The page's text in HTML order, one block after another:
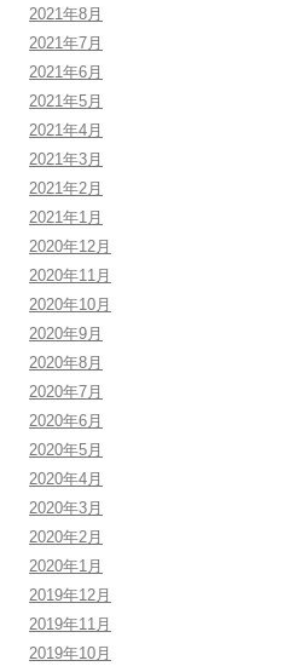
2021年8月
2021年7月
2021年6月
2021年5月
2021年4月
2021年3月
2021年2月
2021年1月
2020年12月
2020年11月
2020年10月
2020年9月
2020年8月
2020年7月
2020年6月
2020年5月
2020年4月
2020年3月
2020年2月
2020年1月
2019年12月
2019年11月
2019年10月